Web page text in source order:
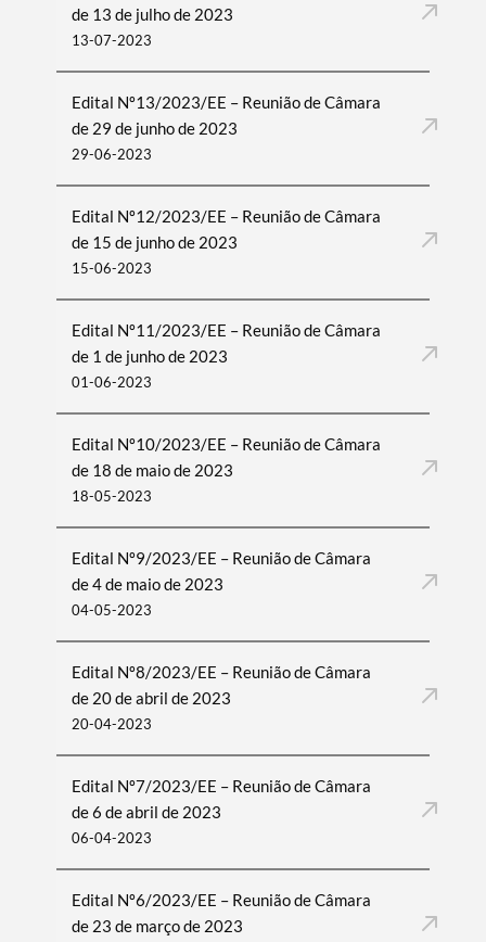
de 13 de julho de 2023
13-07-2023
Edital Nº13/2023/EE – Reunião de Câmara
de 29 de junho de 2023
29-06-2023
Edital Nº12/2023/EE – Reunião de Câmara
de 15 de junho de 2023
15-06-2023
Edital Nº11/2023/EE – Reunião de Câmara
de 1 de junho de 2023
01-06-2023
Edital Nº10/2023/EE – Reunião de Câmara
de 18 de maio de 2023
18-05-2023
Edital Nº9/2023/EE – Reunião de Câmara
de 4 de maio de 2023
04-05-2023
Edital Nº8/2023/EE – Reunião de Câmara
de 20 de abril de 2023
20-04-2023
Edital Nº7/2023/EE – Reunião de Câmara
de 6 de abril de 2023
06-04-2023
Edital Nº6/2023/EE – Reunião de Câmara
de 23 de março de 2023